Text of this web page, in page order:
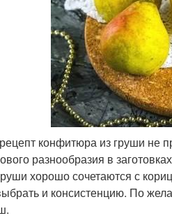
конфитюра из груши не
разнообразия в
хорошо сочетаются с
и консистенцию. По